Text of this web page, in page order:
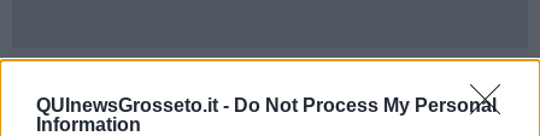
QUInewsGrosseto.it - Do Not Process My Personal
Information
fondamentale il coinvolgimento della comunità. "Se in questi giorni,
facendo una passeggiata sulla spiaggia, ti capita di avvistare una